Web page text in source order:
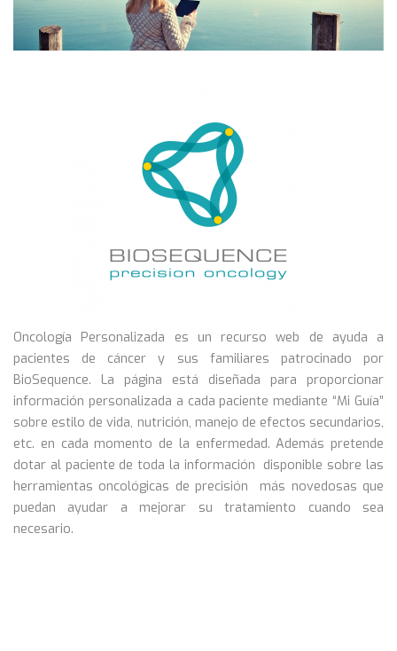
Oncología Personalizada es un recurso web de ayuda a
pacientes de cáncer y sus familiares patrocinado por
BioSequence. La página está diseñada para proporcionar
información personalizada a cada paciente mediante “Mi Guía”
sobre estilo de vida, nutrición, manejo de efectos secundarios,
etc. en cada momento de la enfermedad. Además pretende
dotar al paciente de toda la información disponible sobre las
herramientas oncológicas de precisión más novedosas que
puedan ayudar a mejorar su tratamiento cuando sea
necesario.